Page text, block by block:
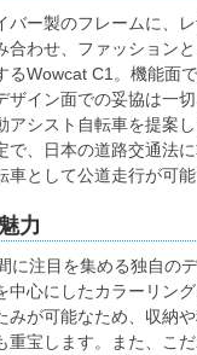
バー製のフレームに、
合わせ、ファッション
るWowcat C1。機能面
ザイン面での妥協は一
アシスト自転車を提案
で、日本の道路交通法
車として公道走行が可能
力
に注目を集める独自の
中心にしたカラーリン
みが可能なため、収納
重宝します。また、こ